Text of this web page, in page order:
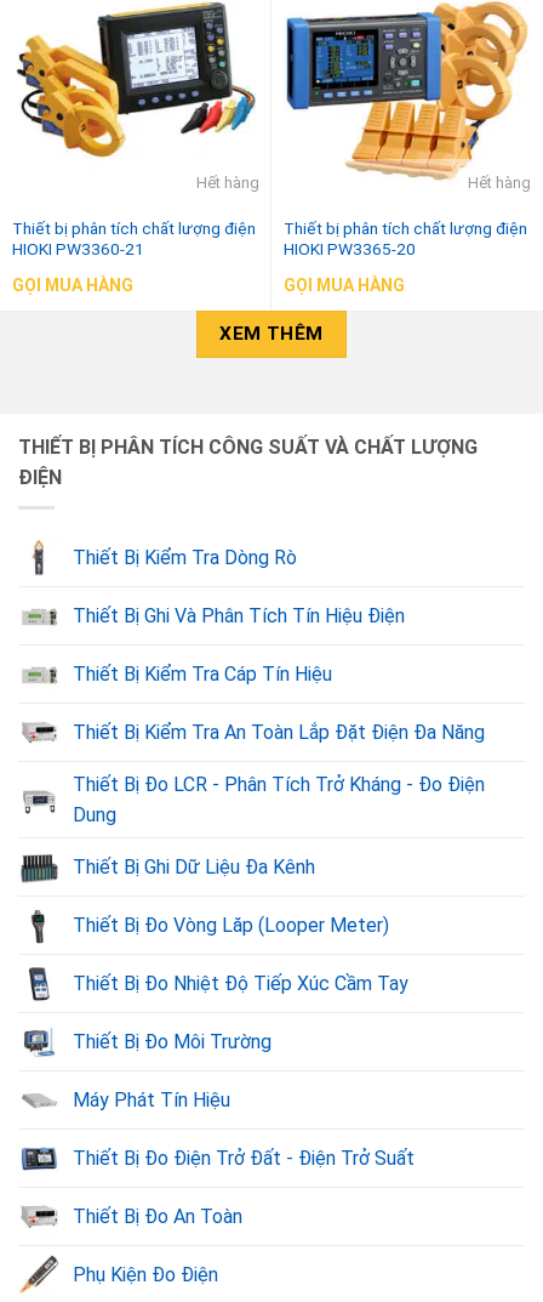
Hết hàng
Thiết bị phân tích chất lượng điện
HIOKI PW3360-21
GỌI MUA HÀNG
Hết hàng
Thiết bị phân tích chất lượng điện
HIOKI PW3365-20
GỌI MUA HÀNG
XEM THÊM
THIẾT BỊ PHÂN TÍCH CÔNG SUẤT VÀ CHẤT LƯỢNG
ĐIỆN
Thiết Bị Kiểm Tra Dòng Rò
Thiết Bị Ghi Và Phân Tích Tín Hiệu Điện
Thiết Bị Kiểm Tra Cáp Tín Hiệu
Thiết Bị Kiểm Tra An Toàn Lắp Đặt Điện Đa Năng
Thiết Bị Đo LCR - Phân Tích Trở Kháng - Đo Điện
Dung
Thiết Bị Ghi Dữ Liệu Đa Kênh
Thiết Bị Đo Vòng Lăp (Looper Meter)
Thiết Bị Đo Nhiệt Độ Tiếp Xúc Cầm Tay
Thiết Bị Đo Môi Trường
Máy Phát Tín Hiệu
Thiết Bị Đo Điện Trở Đất - Điện Trở Suất
Thiết Bị Đo An Toàn
Phụ Kiện Đo Điện